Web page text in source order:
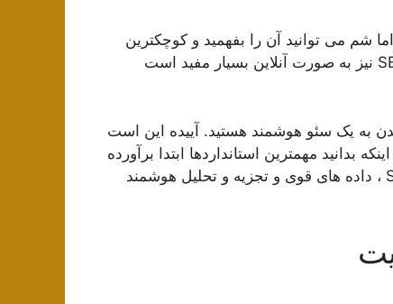
شم می توانید آن را بفهمید و کوچکترین
به یک سئو هوشمند هستید. آییده این است
بدانید مهمترین استانداردها ابتدا برآورده
می شوند. اگر غذا ندارید عشق مهم نیست. هنگام کار با SEO ، داده های قوی و تجزیه و تحلیل هوشمند